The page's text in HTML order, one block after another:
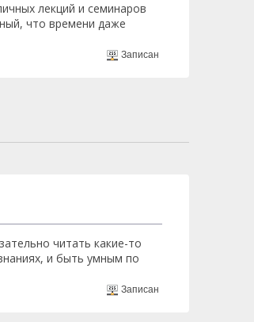
лекций и семинаров
что времени даже
Записан
читать какие-то
и быть умным по
Записан